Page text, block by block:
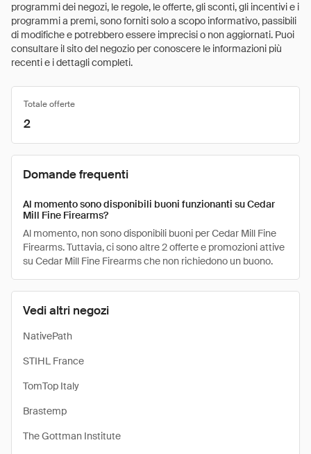
programmi dei negozi, le regole, le offerte, gli sconti, gli incentivi e i
programmi a premi, sono forniti solo a scopo informativo, passibili
di modifiche e potrebbero essere imprecisi o non aggiornati. Puoi
consultare il sito del negozio per conoscere le informazioni più
recenti e i dettagli completi.
Vedi altri negozi
NativePath
STIHL France
TomTop Italy
Brastemp
The Gottman Institute
Totale offerte
2
Domande frequenti
Al momento sono disponibili buoni funzionanti su Cedar
Mill Fine Firearms?
Al momento, non sono disponibili buoni per Cedar Mill Fine
Firearms. Tuttavia, ci sono altre 2 offerte e promozioni attive
su Cedar Mill Fine Firearms che non richiedono un buono.